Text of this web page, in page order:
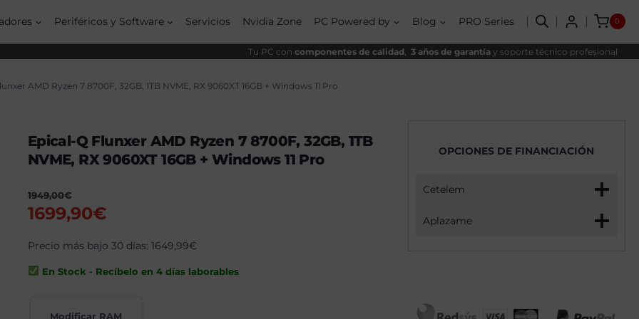
Periféricos y Software Servicios Nvidia Zone PC Powered by Blog PRO Series 0
Tu PC con componentes de calidad, 3 años de garantía y soporte técnico profesional
AMD Ryzen 7 8700F, 32GB, 1TB NVME, RX 9060XT 16GB + Windows 11 Pro
Epical-Q Flunxer AMD Ryzen 7 8700F, 32GB, 1TB
NVME, RX 9060XT 16GB + Windows 11 Pro
1949,00€
El
original
era:
1699,90€El
actual
es:
Precio más bajo 30 días: 1649,99€
En Stock - Recíbelo en 4 días laborables
Modificar RAM
OPCIONES DE FINANCIACIÓN
Cetelem
Aplazame
era:
1949,00€.
es:
1699,90€.
7
32GB,
1TB
Pro